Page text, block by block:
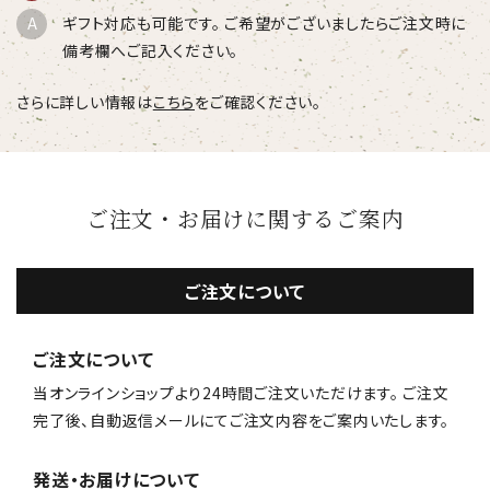
ギフト対応も可能です。 ご希望がございましたらご注文時に
備考欄へご記入ください。
さらに詳しい情報はこちらをご確認ください。
ご注文・お届けに関するご案内
ご注文について
ご注文について
当オンラインショップより24時間ご注文いただけます。 ご注文
完了後、自動返信メールにてご注文内容をご案内いたします。
発送・お届けについて